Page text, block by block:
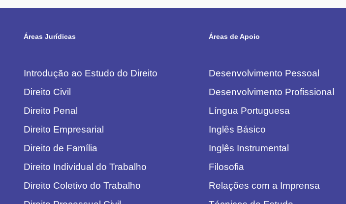
Áreas Jurídicas
Introdução ao Estudo do Direito
Direito Civil
Direito Penal
Direito Empresarial
Direito de Família
Direito Individual do Trabalho
Direito Coletivo do Trabalho
Áreas de Apoio
Desenvolvimento Pessoal
Desenvolvimento Profissional
Língua Portuguesa
Inglês Básico
Inglês Instrumental
Filosofia
Relações com a Imprensa